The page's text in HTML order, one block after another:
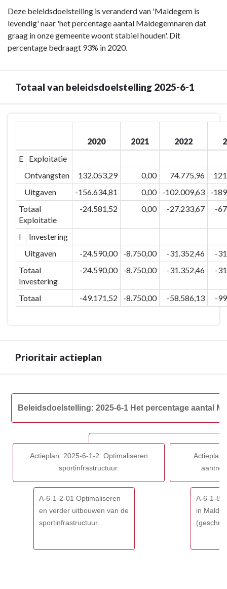
Beleidsdoelstelling:
2025-
Het
Maldegemnaren
gemeente
woont
houden.
Omschrijving
Deze beleidsdoelstelling is veranderd van 'Maldegem is
levendig' naar 'het percentage aantal Maldegemnaren dat
graag in onze gemeente woont stabiel houden'. Dit
percentage bedraagt 93% in 2020.
Totaal van beleidsdoelstelling 2025-6-1
Beleidsdoelstelling:
percentage
aantal
Maldegemnaren
graag
beleidsdoelstelling
2025-
2020 2021 2022
E
Exploitatie
Ontvangsten
132.053,29 0,00 74.775,96
Uitgaven
-156.634,81 0,00 -102.009,63
-
Totaal
Exploitatie
-24.581,52 0,00 -27.233,67 -
I
Investering
Uitgaven
-24.590,00 -8.750,00 -31.352,46
-
Totaal
Investering
-24.590,00 -8.750,00 -31.352,46 -
Totaal -49.171,52 -8.750,00 -58.586,13 -
Prioritair actieplan
navigatie
Maldegemnaren
Beleidsdoelstelling: 2025-6-1 Het percentage aantal
Actieplan: 2025-6-1-2: Optimaliseren
sportinfrastructuur.
A-6-1-2-01 Optimaliseren
en verder uitbouwen van de
sportinfrastructuur.
A-6-1-8-
in